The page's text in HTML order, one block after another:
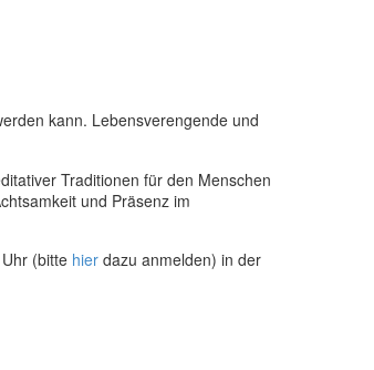
kann. Lebensverengende und
Traditionen für den Menschen
und Präsenz im
(bitte hier dazu anmelden) in der